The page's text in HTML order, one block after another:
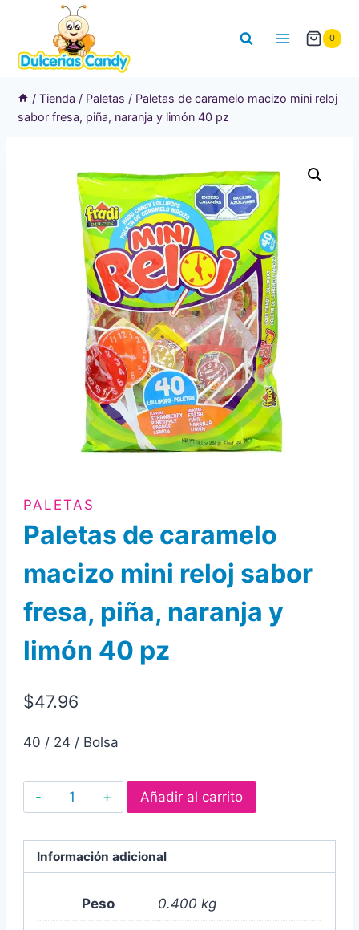
contenido
0
/ Tienda / Paletas / Paletas de caramelo macizo mini reloj
sabor fresa, piña, naranja y limón 40 pz
PALETAS
Paletas de caramelo
macizo mini reloj sabor
fresa, piña, naranja y
limón 40 pz
$47.96
40 / 24 / Bolsa
Paletas
de
macizo
mini
reloj
sabor
Añadir al carrito
Información adicional
Peso 0.400 kg